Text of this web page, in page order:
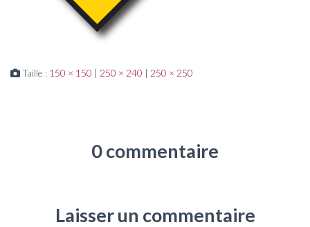
Taille : 150 × 150 | 250 × 240 | 250 × 250
0 commentaire
Laisser un commentaire